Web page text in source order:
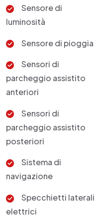
Sensore di
luminosità
Sensore di pioggia
Sensori di
parcheggio assistito
anteriori
Sensori di
parcheggio assistito
posteriori
Sistema di
navigazione
Specchietti laterali
elettrici